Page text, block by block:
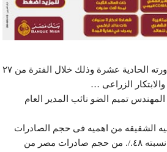
شارك المجلس التصديرى للصناعات الغذائيه بالملتقى الدولى للتمر فى دورته الحادية عشرة وذلك خلال الفترة من ٢٧
تميم الضو نائب المدير العام
الشقيقه من اهميه فى حجم الصادرات
المصرية من التمور حيث بلغت نسبه واردات المغرب من التمر المصرى مانسبته ٤٨./. من حجم صادرات مصر من